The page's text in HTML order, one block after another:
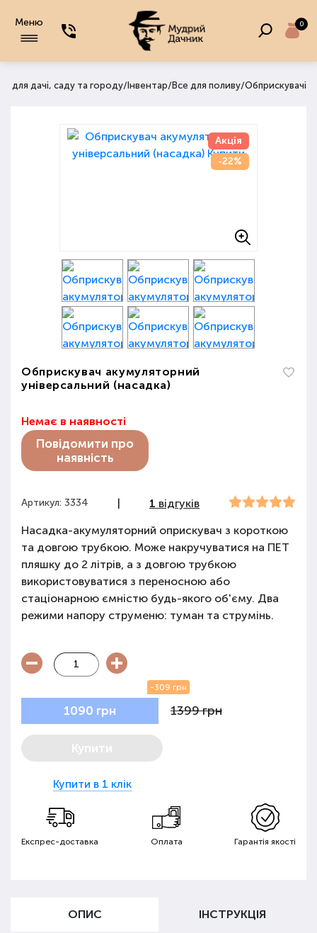
Меню 0
для дачі, саду та городу/ Інвентар/ Все для поливу/Обприскувачі
Акція
-22%
Обприскувач акумуляторний
універсальний (насадка)
Немає в наявності
Повідомити про
наявність
Артикул: 3334 1 відгуків
Насадка-акумуляторний оприскувач з короткою
та довгою трубкою. Може накручуватися на ПЕТ
пляшку до 2 літрів, а з довгою трубкою
використовуватися з переносною або
стаціонарною ємністю будь-якого об'єму. Два
режими напору струменю: туман та струмінь.
1090 грн
-309 грн
1399 грн
Купити
Купити в 1 клік
Експрес-доставка Оплата Гарантія якості
ОПИС ІНСТРУКЦІЯ